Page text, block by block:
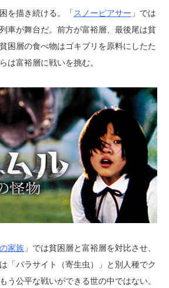
を描き続ける。「スノーピアサー 」では
車が舞台だ。前方が富裕層、最後尾は貧
困層の食べ物はゴキブリを原料にしたた
は富裕層に戦いを挑む。
家族 」では貧困層と富裕層を対比させ、
「パラサイト（寄生虫）」と別人種でク
う公平な戦いができる世の中ではない。